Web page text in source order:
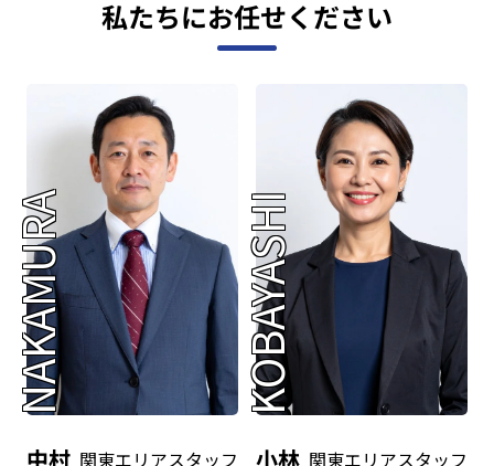
私たちにお任せください
NAKAMURA
中村 関東エリアスタッフ
KOBAYASHI
小林 関東エリアスタッフ